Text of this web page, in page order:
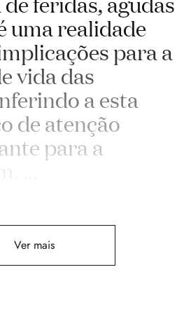
uma realidade
para a
vida das
a esta
de atenção
para a
Ver mais